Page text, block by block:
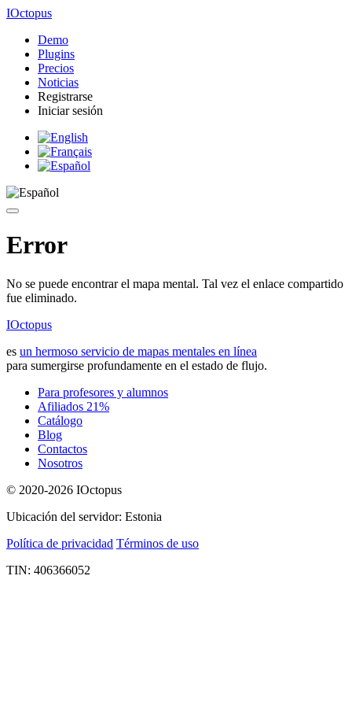
IOctopus
Demo
Plugins
Precios
Noticias
Registrarse
Iniciar sesión
Error
No se puede encontrar el mapa mental. Tal vez el enlace compartido
fue eliminado.
IOctopus
es un hermoso servicio de mapas mentales en línea
para sumergirse profundamente en el estado de flujo.
Para profesores y alumnos
Afiliados 21%
Catálogo
Blog
Contactos
Nosotros
© 2020-2026 IOctopus
Ubicación del servidor: Estonia
Política de privacidad Términos de uso
TIN: 406366052